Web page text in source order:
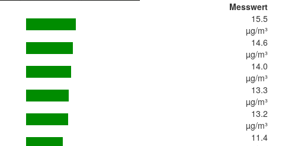
Messwert
15.5
µg/m³
14.6
µg/m³
14.0
µg/m³
13.3
µg/m³
13.2
µg/m³
11.4